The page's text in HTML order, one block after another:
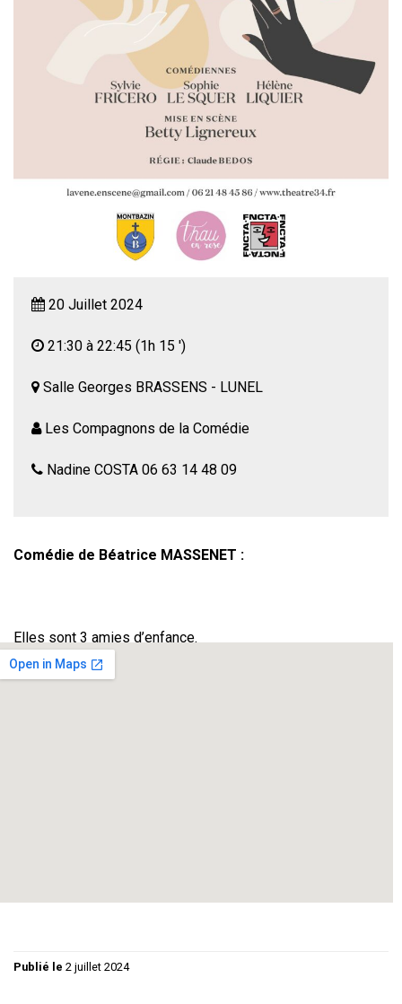
20 Juillet 2024
21:30 à 22:45 (1h 15 ')
Salle Georges BRASSENS - LUNEL
Les Compagnons de la Comédie
Nadine COSTA 06 63 14 48 09
Comédie de Béatrice MASSENET :
Elles sont 3 amies d’enfance.
Elles pensent qu’elles se connaissent par cœur, qu’elles
Publié le 2 juillet 2024